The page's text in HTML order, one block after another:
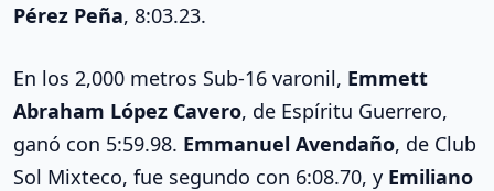
Pérez Peña, 8:03.23.
En los 2,000 metros Sub-16 varonil, Emmett
Abraham López Cavero, de Espíritu Guerrero,
ganó con 5:59.98. Emmanuel Avendaño, de Club
Sol Mixteco, fue segundo con 6:08.70, y Emiliano